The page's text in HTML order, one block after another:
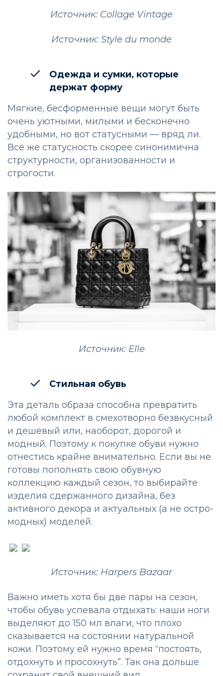
Источник: Collage Vintage
Источник: Style du monde
Одежда и сумки, которые
держат форму
Мягкие, бесформенные вещи могут быть
очень уютными, милыми и бесконечно
удобными, но вот статусными — вряд ли.
Всё же статусность скорее синонимична
структурности, организованности и
строгости.
Источник: Elle
Стильная обувь
Эта деталь образа способна превратить
любой комплект в смехотворно безвкусный
и дешёвый или, наоборот, дорогой и
модный. Поэтому к покупке обуви нужно
отнестись крайне внимательно. Если вы не
готовы пополнять свою обувную
коллекцию каждый сезон, то выбирайте
изделия сдержанного дизайна, без
активного декора и актуальных (а не остро-
модных) моделей.
Источник: Harpers Bazaar
Важно иметь хотя бы две пары на сезон,
чтобы обувь успевала отдыхать: наши ноги
выделяют до 150 мл влаги, что плохо
сказывается на состоянии натуральной
кожи. Поэтому ей нужно время “постоять,
отдохнуть и просохнуть”. Так она дольше